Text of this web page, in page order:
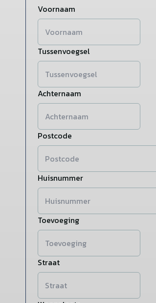
Voornaam
Tussenvoegsel
Achternaam
Postcode
Huisnummer
Toevoeging
Straat